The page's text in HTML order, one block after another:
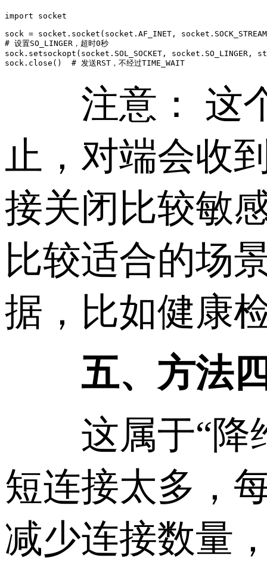
import socket
sock = socket.socket(socket.AF_INET,
# 设置SO_LINGER，超时0秒
sock.setsockopt(socket.SOL_SOCKET,
sock.close()  # 发送RST，不经过TIME_WAIT
注意： 这个
止，对端会收
接关闭比较敏
比较适合的场
据，比如健康
五、方法四
这属于“降维
短连接太多，
减少连接数量